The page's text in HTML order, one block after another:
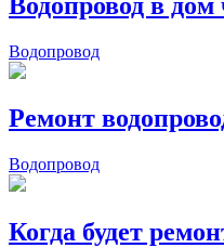
Водопровод
Ремонт
Водопровод
Когда будет